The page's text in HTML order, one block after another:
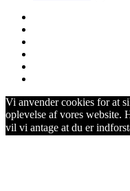
Vi anvender cookies for at
oplevelse af vores website.
vil vi antage at du er